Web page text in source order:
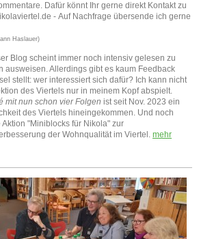
Dafür könnt Ihr gerne direkt Kontakt zu
- Auf Nachfrage übersende ich gerne
Haslauer)
Blog scheint immer noch intensiv gelesen zu
ausweisen. Allerdings gibt es kaum Feedback
stellt: wer interessiert sich dafür? Ich kann nicht
des Viertels nur in meinem Kopf abspielt.
mit nun schon vier Folgen ist seit Nov. 2023 ein
des Viertels hineingekommen. Und noch
"Miniblocks für Nikola" zur
der Wohnqualität im Viertel. mehr